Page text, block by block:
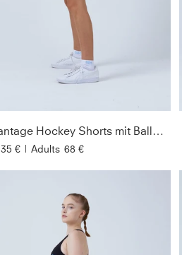
Advantage Hockey Shorts mit Ballhalter, schwarz
35 € | Adults 68 €